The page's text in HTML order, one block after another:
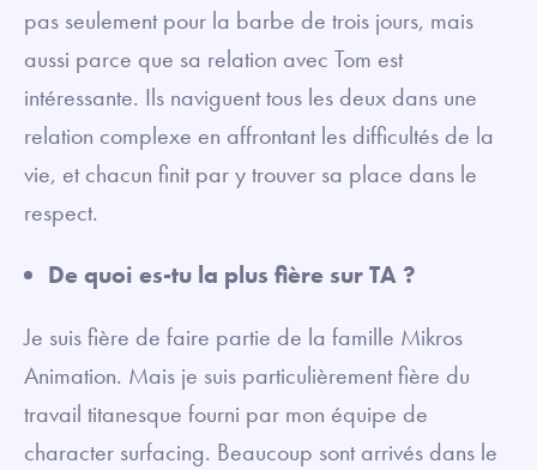
pas seulement pour la barbe de trois jours, mais
aussi parce que sa relation avec Tom est
intéressante. Ils naviguent tous les deux dans une
relation complexe en affrontant les difficultés de la
vie, et chacun finit par y trouver sa place dans le
respect.
De quoi es-tu la plus fière sur TA ?
Je suis fière de faire partie de la famille Mikros
Animation. Mais je suis particulièrement fière du
travail titanesque fourni par mon équipe de
character surfacing. Beaucoup sont arrivés dans le